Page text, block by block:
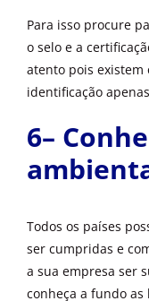
Para isso procure
o selo e a
atento pois existem
identificação
6–
Todos os países
ser cumpridas e
a sua empresa ser
conheça a fundo